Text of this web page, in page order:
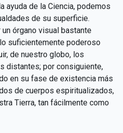
ayuda de la Ciencia, podemos
de su superficie.
órgano visual bastante
suficientemente poderoso
de nuestro globo, los
distantes; por consiguiente,
en su fase de existencia más
de cuerpos espiritualizados,
Tierra, tan fácilmente como